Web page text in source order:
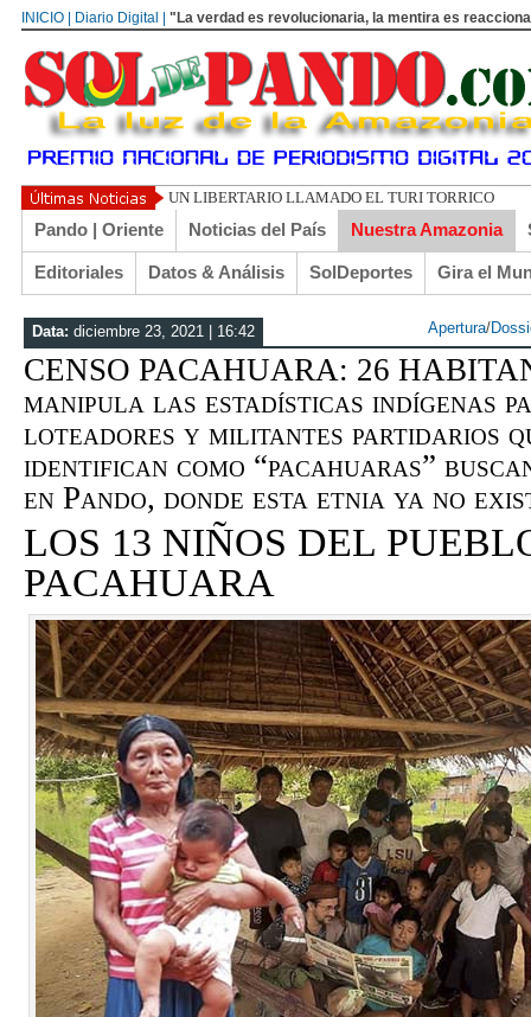
INICIO | Diario Digital | "La verdad es revolucionaria, la mentira es
UN LIBERTARIO LLAMADO EL TURI TORRICO
Pando | Oriente Noticias del País Nuestra Amazonia
Editoriales Datos & Análisis SolDeportes Gira el
Data: diciembre 23, 2021 | 16:42 Apertura/
CENSO PACAHUARA: 26
manipula las estadísticas indígenas
loteadores y militantes partidarios
identifican como “pacahuaras”
en Pando, donde esta etnia ya no
LOS 13 NIÑOS DEL
PACAHUARA